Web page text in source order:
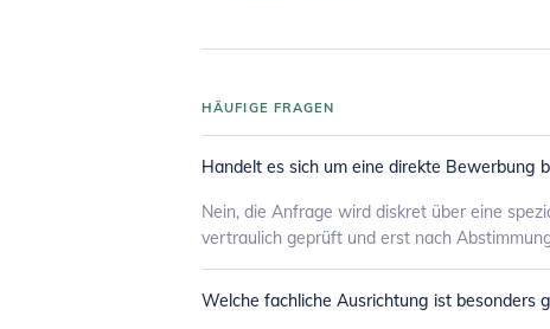
HÄUFIGE FRAGEN
Handelt es sich um eine direkte Bewerbung
Nein, die Anfrage wird diskret über eine
vertraulich geprüft und erst nach
Welche fachliche Ausrichtung ist besonders